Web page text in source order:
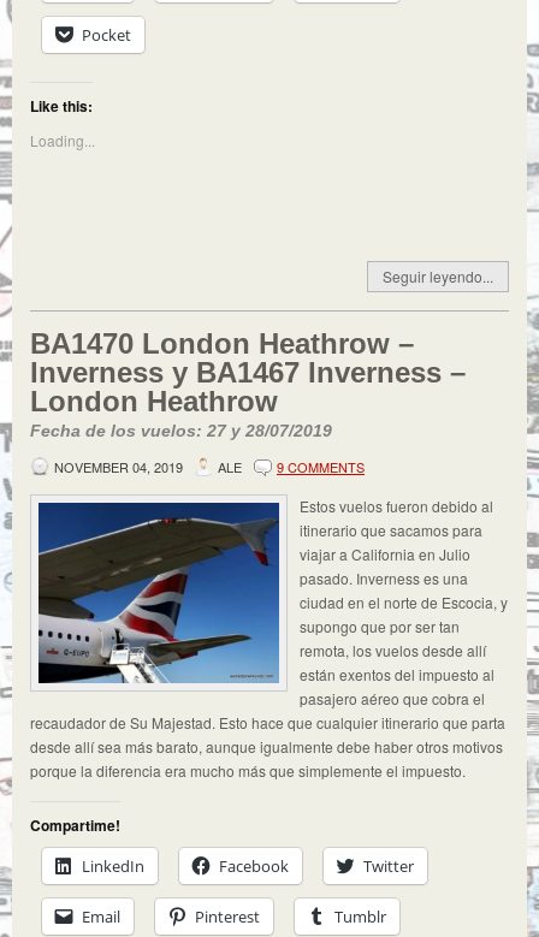
Pocket
Like this:
Loading...
Seguir leyendo...
BA1470 London Heathrow –
Inverness y BA1467 Inverness –
London Heathrow
Fecha de los vuelos: 27 y 28/07/2019
NOVEMBER 04, 2019
ALE 9 COMMENTS
Estos vuelos fueron debido al
itinerario que sacamos para
viajar a California en Julio
pasado. Inverness es una
ciudad en el norte de Escocia, y
supongo que por ser tan
remota, los vuelos desde allí
están exentos del impuesto al
pasajero aéreo que cobra el
recaudador de Su Majestad. Esto hace que cualquier itinerario que parta
desde allí sea más barato, aunque igualmente debe haber otros motivos
porque la diferencia era mucho más que simplemente el impuesto.
Compartime!
LinkedIn
Facebook Twitter
Email Pinterest Tumblr